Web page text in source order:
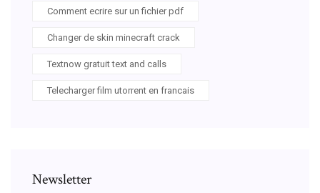
Comment ecrire sur un fichier pdf
Changer de skin minecraft crack
Textnow gratuit text and calls
Telecharger film utorrent en francais
Newsletter